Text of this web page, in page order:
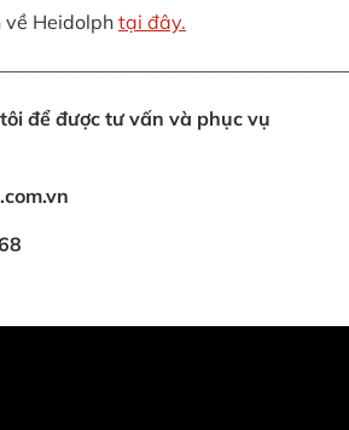
về Heidolph tại đây.
để được tư vấn và phục vụ